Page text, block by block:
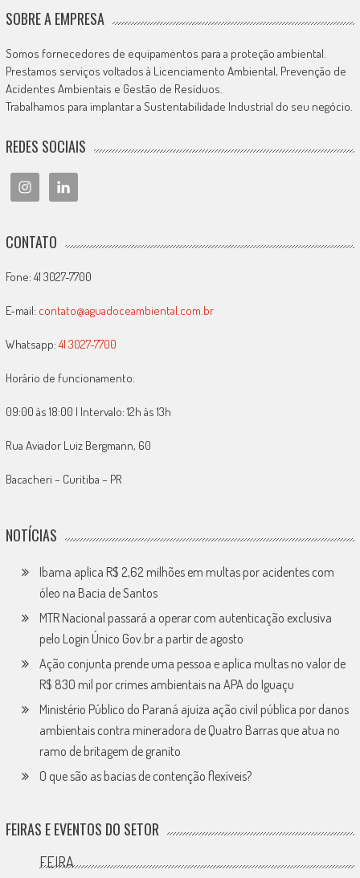
SOBRE A EMPRESA
Somos fornecedores de equipamentos para a proteção ambiental.
Prestamos serviços voltados à Licenciamento Ambiental, Prevenção de
Acidentes Ambientais e Gestão de Resíduos.
Trabalhamos para implantar a Sustentabilidade Industrial do seu negócio.
REDES SOCIAIS
CONTATO
Fone: 41 3027-7700
E-mail: contato@aguadoceambiental.com.br
Whatsapp: 41 3027-7700
Horário de funcionamento:
09:00 às 18:00 | Intervalo: 12h às 13h
Rua Aviador Luiz Bergmann, 60
Bacacheri – Curitiba – PR
NOTÍCIAS
Ibama aplica R$ 2,62 milhões em multas por acidentes com
óleo na Bacia de Santos
MTR Nacional passará a operar com autenticação exclusiva
pelo Login Único Gov.br a partir de agosto
Ação conjunta prende uma pessoa e aplica multas no valor de
R$ 830 mil por crimes ambientais na APA do Iguaçu
Ministério Público do Paraná ajuíza ação civil pública por danos
ambientais contra mineradora de Quatro Barras que atua no
ramo de britagem de granito
O que são as bacias de contenção flexíveis?
FEIRAS E EVENTOS DO SETOR
FEIRA